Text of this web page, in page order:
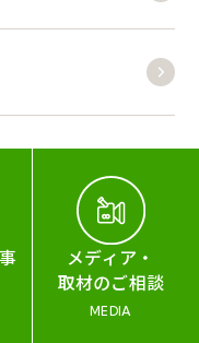
メディア・
取材のご相談
MEDIA